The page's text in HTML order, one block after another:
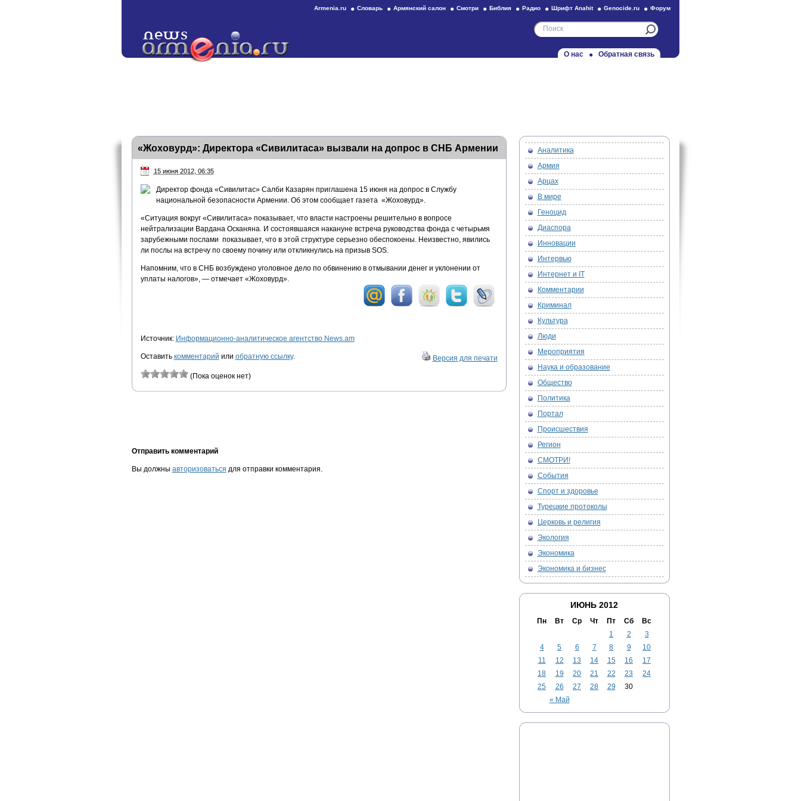
Armenia.ru Словарь Армянский салон Смотри Библия Радио Шрифт Anahit Genocide.ru Форум
О нас Обратная связь
«Жоховурд»: Директора «Сивилитаса» вызвали на допрос в СНБ Армении
15 июня 2012, 06:35
Директор фонда «Сивилитас» Салби Казарян приглашена 15 июня на допрос в Службу
национальной безопасности Армении. Об этом сообщает газета «Жоховурд».
«Ситуация вокруг «Сивилитаса» показывает, что власти настроены решительно в вопросе
нейтрализации Вардана Осканяна. И состоявшаяся накануне встреча руководства фонда с четырьмя
зарубежными послами показывает, что в этой структуре серьезно обеспокоены. Неизвестно, явились
ли послы на встречу по своему почину или откликнулись на призыв SOS.
Напомним, что в СНБ возбуждено уголовное дело по обвинению в отмывании денег и уклонении от
уплаты налогов», — отмечает «Жоховурд».
Источник: Информационно-аналитическое агентство News.am
Оставить комментарий или обратную ссылку. Версия для печати
(Пока оценок нет)
Отправить комментарий
Вы должны авторизоваться для отправки комментария.
Аналитика
Армия
Арцах
В мире
Геноцид
Диаспора
Инновации
Интервью
Интернет и IT
Комментарии
Криминал
Культура
Люди
Мероприятия
Наука и образование
Общество
Политика
Портал
Происшествия
Регион
СМОТРИ!
События
Спорт и здоровье
Турецкие протоколы
Церковь и религия
Экология
Экономика
Экономика и бизнес
ИЮНЬ 2012
Пн Вт Ср Чт Пт Сб Вс
« Май
1 2
3
4
5 6 7 8 9
10
11
12 13 14 15 16
17
18
19 20 21 22 23
24
25
26 27 28 29 30